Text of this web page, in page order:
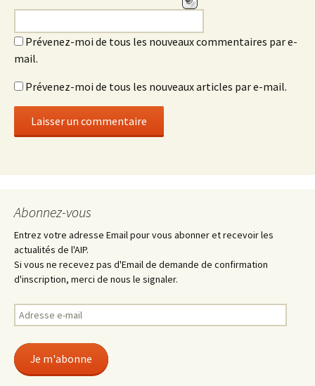
Prévenez-moi de tous les nouveaux commentaires par e-
mail.
Prévenez-moi de tous les nouveaux articles par e-mail.
Abonnez-vous
Entrez votre adresse Email pour vous abonner et recevoir les
actualités de l'AIP.
Si vous ne recevez pas d'Email de demande de confirmation
d'inscription, merci de nous le signaler.
Adresse
e-
Je m'abonne